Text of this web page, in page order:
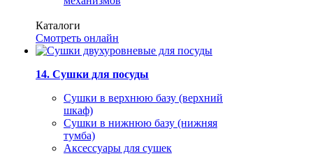
Каталоги
Смотреть онлайн
14. Сушки для посуды
Сушки в верхнюю базу (верхний
шкаф)
Сушки в нижнюю базу (нижняя
тумба)
Аксессуары для сушек